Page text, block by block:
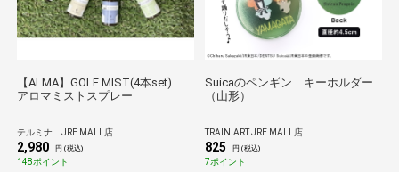
【ALMA】GOLF MIST(4本set)
アロマミストスプレー
テルミナ JRE MALL店
2,980 円 (税込)
148ポイント
Suicaのペンギン キーホルダー
（山形）
TRAINIART JRE MALL店
825 円 (税込)
7ポイント